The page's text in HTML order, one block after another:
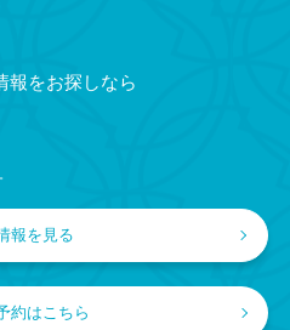
報をお探しなら
報を見る
約はこちら